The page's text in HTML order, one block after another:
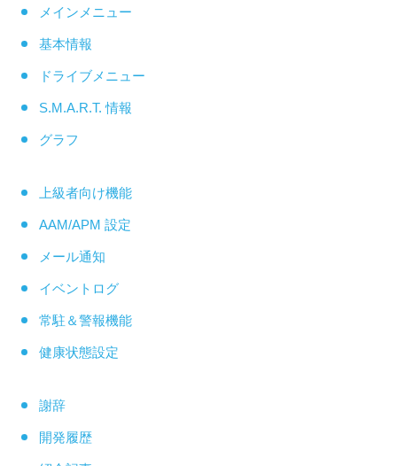
メインメニュー
基本情報
ドライブメニュー
S.M.A.R.T. 情報
グラフ
上級者向け機能
AAM/APM 設定
メール通知
イベントログ
常駐＆警報機能
健康状態設定
謝辞
開発履歴